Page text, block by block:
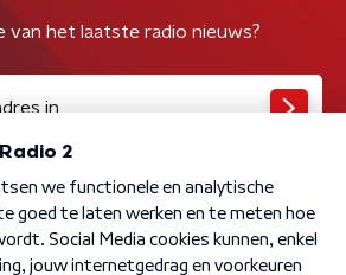
van het laatste radio nieuws?